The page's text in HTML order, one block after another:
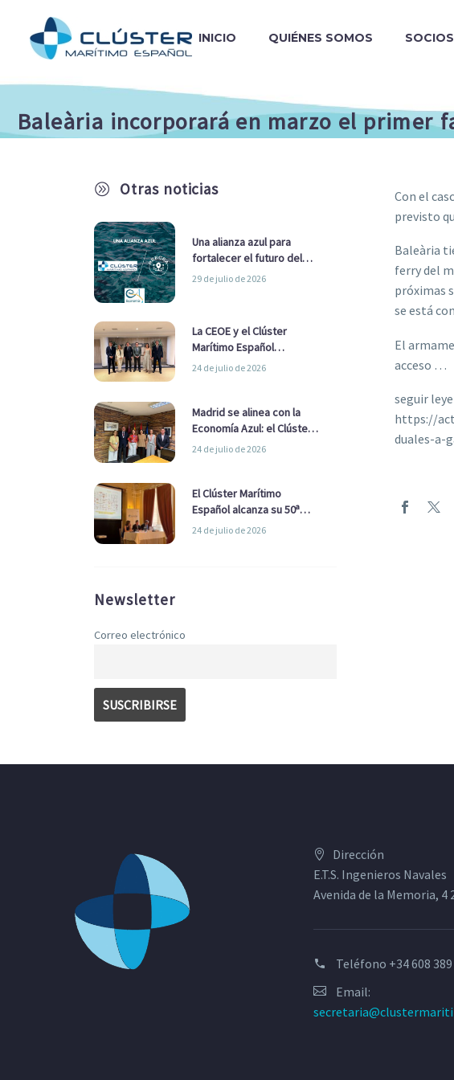
INICIO QUIÉNES SOMOS SOCIOS
Baleària incorporará en marzo el primer
A Otras noticias
Una alianza azul para
fortalecer el futuro del
sector marítimo
29 de julio de 2026
La CEOE y el Clúster
Marítimo Español
refuerzan su alianza para
24 de julio de 2026
Madrid se alinea con la
Economía Azul: el Clúster
Marítimo Español y la Real
Ayuntamiento
24 de julio de 2026
El Clúster Marítimo
Español alcanza su 50ª
Asamblea reafirmando su
24 de julio de 2026
Newsletter
Correo electrónico
Con el
previsto
Baleària
ferry del
próximas
se está
El
acceso …
seguir
https://
duales-a-
Dirección
E.T.S. Ingenieros Navales
Avenida de la Memoria, 4
Teléfono +34 608 389
Email: